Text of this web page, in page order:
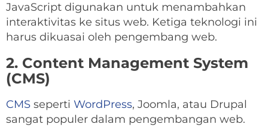
JavaScript digunakan untuk menambahkan
interaktivitas ke situs web. Ketiga teknologi ini
harus dikuasai oleh pengembang web.
2. Content Management System
(CMS)
CMS seperti WordPress, Joomla, atau Drupal
sangat populer dalam pengembangan web.